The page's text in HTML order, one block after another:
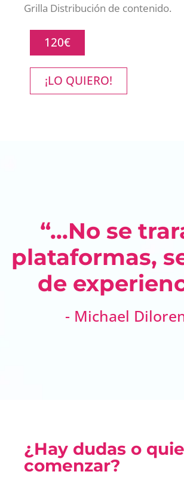
Grilla Distribución de contenido.
120€
¡LO QUIERO!
“...No se
plataformas,
de
- Michael
¿Hay dudas o
comenzar?